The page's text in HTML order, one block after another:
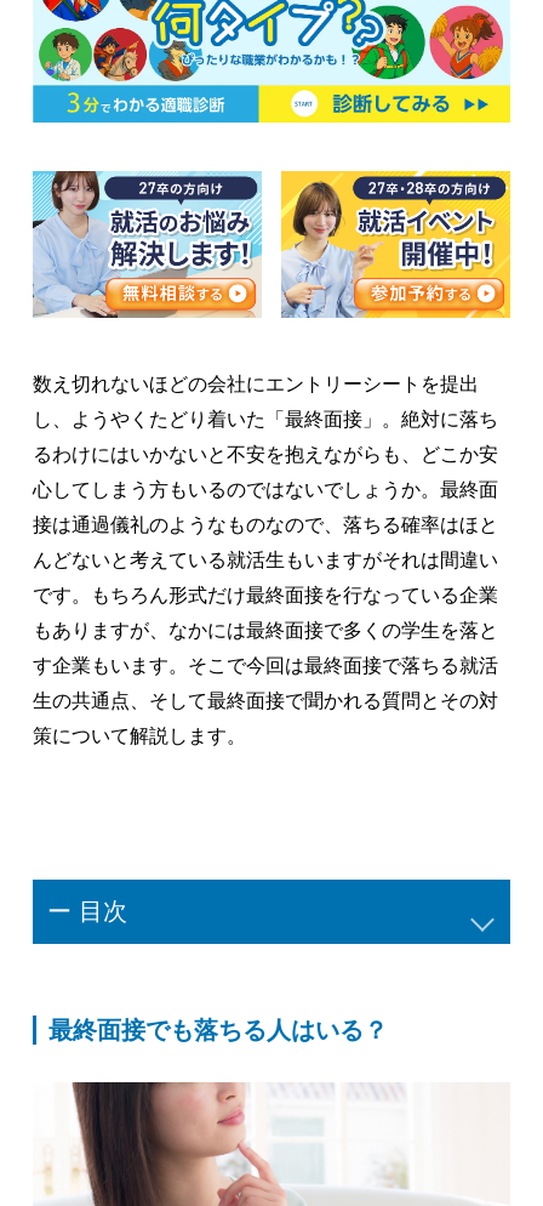
数え切れないほどの会社にエントリーシートを提出
し、ようやくたどり着いた「最終面接」。絶対に落ち
るわけにはいかないと不安を抱えながらも、どこか安
心してしまう方もいるのではないでしょうか。最終面
接は通過儀礼のようなものなので、落ちる確率はほと
んどないと考えている就活生もいますがそれは間違い
です。もちろん形式だけ最終面接を行なっている企業
もありますが、なかには最終面接で多くの学生を落と
す企業もいます。そこで今回は最終面接で落ちる就活
生の共通点、そして最終面接で聞かれる質問とその対
策について解説します。
ー 目次
最終面接でも落ちる人はいる？